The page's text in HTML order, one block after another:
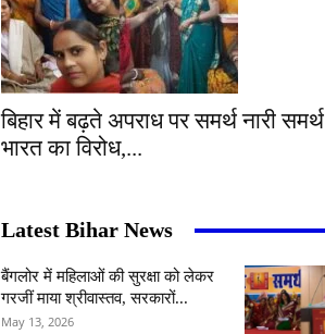
बिहार में बढ़ते अपराध पर समर्थ नारी समर्थ
भारत का विरोध,...
Latest Bihar News
बैंगलोर में महिलाओं की सुरक्षा को लेकर
गरजीं माया श्रीवास्तव, सरकारों...
May 13, 2026